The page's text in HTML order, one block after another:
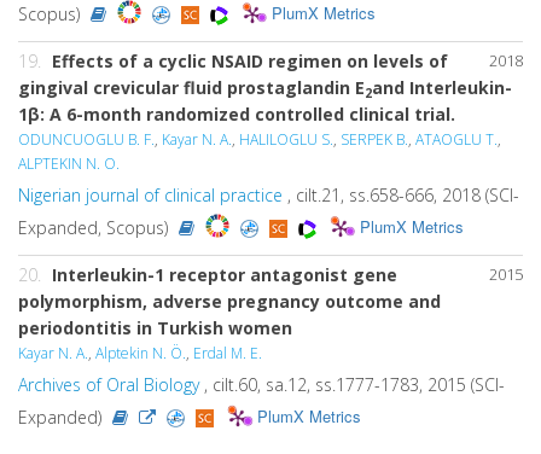
Scopus)
PlumX Metrics
2018
19. Effects of a cyclic NSAID regimen on levels of
gingival crevicular fluid prostaglandin E2and Interleukin-
1β: A 6-month randomized controlled clinical trial.
ODUNCUOGLU B. F., Kayar N. A., HALILOGLU S., SERPEK B., ATAOGLU T.,
ALPTEKIN N. O.
Nigerian journal of clinical practice , cilt.21, ss.658-666, 2018 (SCI-
Expanded, Scopus)
PlumX Metrics
2015
20. Interleukin-1 receptor antagonist gene
polymorphism, adverse pregnancy outcome and
periodontitis in Turkish women
Kayar N. A., Alptekin N. Ö., Erdal M. E.
Archives of Oral Biology, cilt.60, sa.12, ss.1777-1783, 2015 (SCI-
Expanded)
PlumX Metrics